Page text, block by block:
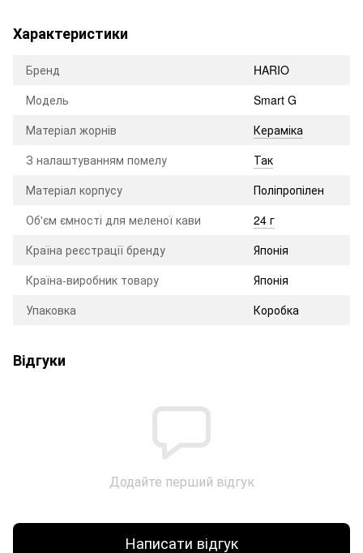
Характеристики
Бренд
HARIO
Модель
Smart G
Матеріал жорнів
Кераміка
З налаштуванням помелу
Так
Матеріал корпусу
Поліпропілен
Об'єм ємності для меленої кави
24 г
Країна реєстрації бренду
Японія
Країна-виробник товару
Японія
Упаковка
Коробка
Відгуки
Додайте перший відгук
Написати відгук